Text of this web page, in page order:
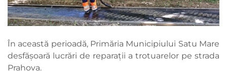
În această perioadă, Primăria Municipiului Satu Mare
desfășoară lucrări de reparații a trotuarelor pe strada
Prahova.